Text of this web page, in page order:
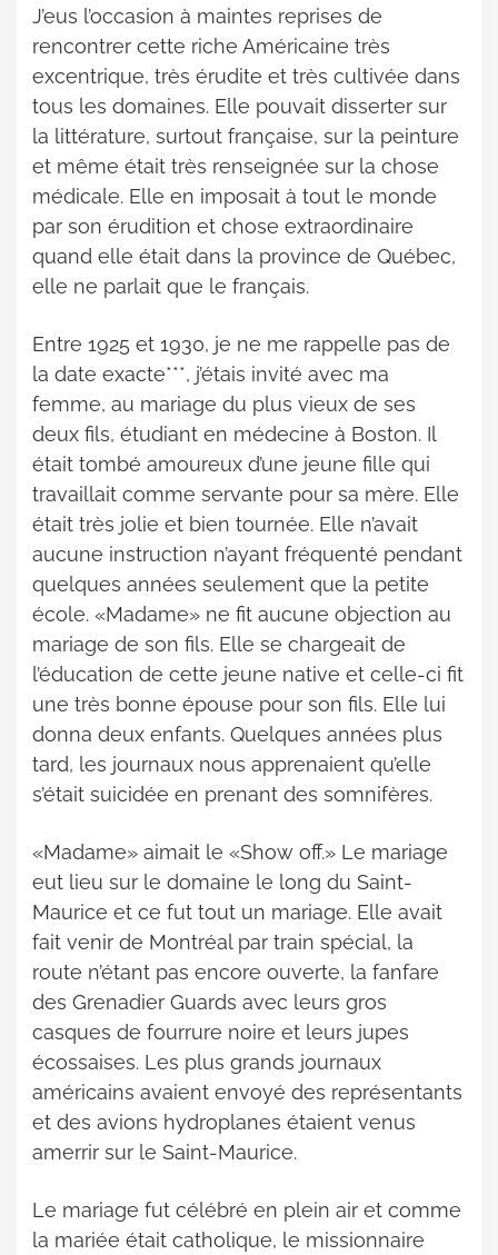
J’eus l’occasion à maintes reprises de
rencontrer cette riche Américaine très
excentrique, très érudite et très cultivée dans
tous les domaines. Elle pouvait disserter sur
la littérature, surtout française, sur la peinture
et même était très renseignée sur la chose
médicale. Elle en imposait à tout le monde
par son érudition et chose extraordinaire
quand elle était dans la province de Québec,
elle ne parlait que le français.
Entre 1925 et 1930, je ne me rappelle pas de
la date exacte***, j’étais invité avec ma
femme, au mariage du plus vieux de ses
deux fils, étudiant en médecine à Boston. Il
était tombé amoureux d’une jeune fille qui
travaillait comme servante pour sa mère. Elle
était très jolie et bien tournée. Elle n’avait
aucune instruction n’ayant fréquenté pendant
quelques années seulement que la petite
école. «Madame» ne fit aucune objection au
mariage de son fils. Elle se chargeait de
l’éducation de cette jeune native et celle-ci fit
une très bonne épouse pour son fils. Elle lui
donna deux enfants. Quelques années plus
tard, les journaux nous apprenaient qu’elle
s’était suicidée en prenant des somnifères.
«Madame» aimait le «Show off.» Le mariage
eut lieu sur le domaine le long du Saint-
Maurice et ce fut tout un mariage. Elle avait
fait venir de Montréal par train spécial, la
route n’étant pas encore ouverte, la fanfare
des Grenadier Guards avec leurs gros
casques de fourrure noire et leurs jupes
écossaises. Les plus grands journaux
américains avaient envoyé des représentants
et des avions hydroplanes étaient venus
amerrir sur le Saint-Maurice.
Le mariage fut célébré en plein air et comme
la mariée était catholique, le missionnaire